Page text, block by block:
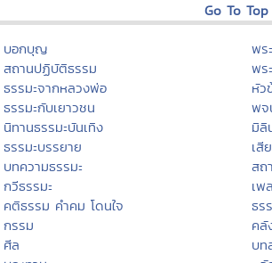
Go To Top
บอกบุญ
สถานปฏิบัติธรรม
ธรรมะจากหลวงพ่อ
ธรรมะกับเยาวชน
นิทานธรรมะบันเทิง
ธรรมะบรรยาย
บทความธรรมะ
กวีธรรมะ
คติธรรม คำคม โดนใจ
กรรม
ศีล
พร
พร
หัว
พจ
มิ
เสี
สถ
เพ
ธร
คลั
บท